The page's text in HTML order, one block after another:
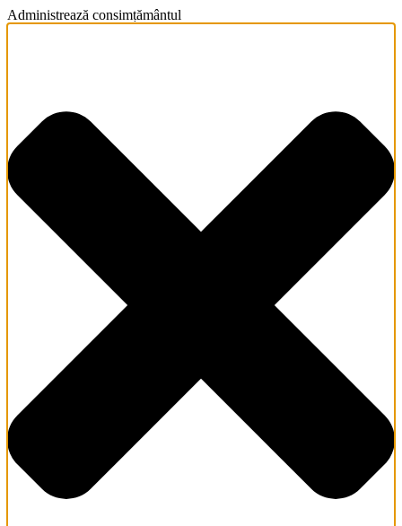
Administrează consimțământul